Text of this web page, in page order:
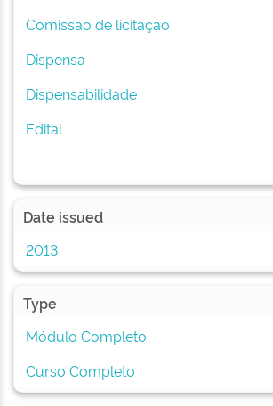
Comissão de licitação
Dispensa
Dispensabilidade
Edital
Date issued
2013
Type
Módulo Completo
Curso Completo